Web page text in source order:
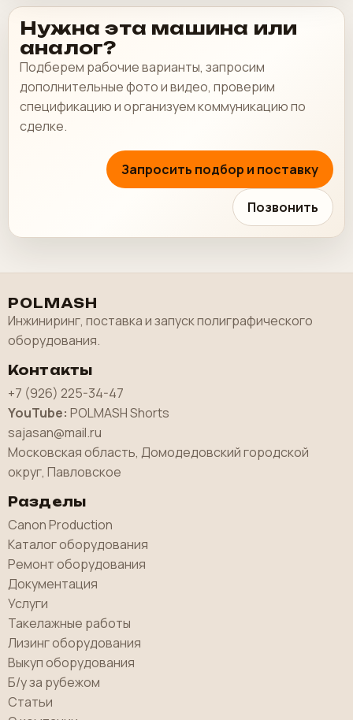
Нужна эта машина или
аналог?
Подберем рабочие варианты, запросим
дополнительные фото и видео, проверим
спецификацию и организуем коммуникацию по
сделке.
Запросить подбор и поставку
Позвонить
POLMASH
Инжиниринг, поставка и запуск полиграфического
оборудования.
Контакты
+7 (926) 225-34-47
YouTube: POLMASH Shorts
sajasan@mail.ru
Московская область, Домодедовский городской
округ, Павловское
Разделы
Canon Production
Каталог оборудования
Ремонт оборудования
Документация
Услуги
Такелажные работы
Лизинг оборудования
Выкуп оборудования
Б/у за рубежом
Статьи